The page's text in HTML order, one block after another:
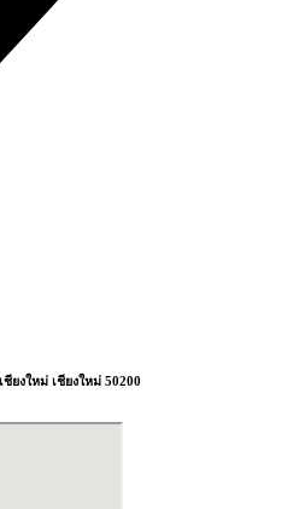
ยงใหม่ เชียงใหม่ 50200